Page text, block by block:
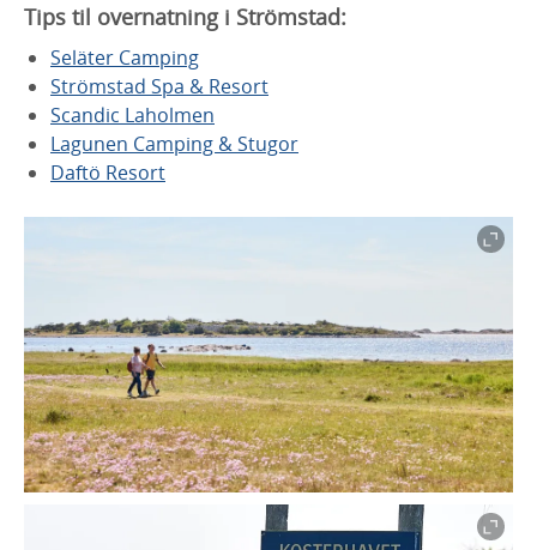
Tips til overnatning i Strömstad:
Seläter Camping
Strömstad Spa & Resort
Scandic Laholmen
Lagunen Camping & Stugor
Daftö Resort